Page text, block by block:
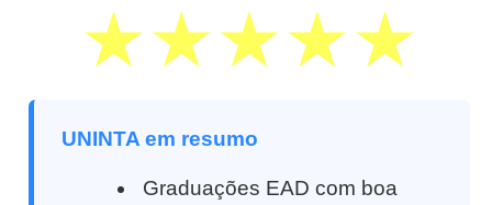
UNINTA em resumo
Graduações EAD com boa